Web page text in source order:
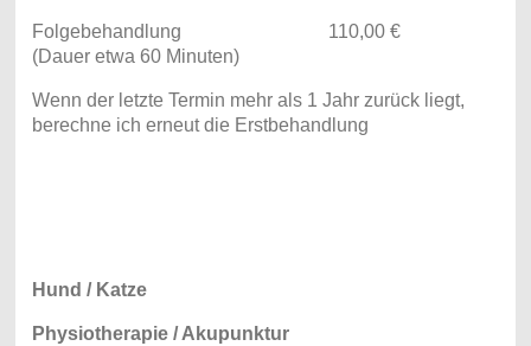
Folgebehandlung 110,00 €
(Dauer etwa 60 Minuten)
Wenn der letzte Termin mehr als 1 Jahr zurück liegt,
berechne ich erneut die Erstbehandlung
Hund / Katze
Physiotherapie / Akupunktur